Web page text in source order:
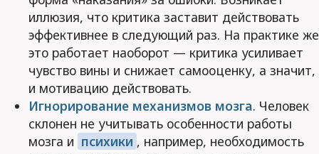
иллюзия, что критика заставит действовать
эффективнее в следующий раз. На практике же
это работает наоборот — критика усиливает
чувство вины и снижает самооценку, а значит,
и мотивацию действовать.
Игнорирование механизмов мозга. Человек
склонен не учитывать особенности работы
мозга и психики , например, необходимость